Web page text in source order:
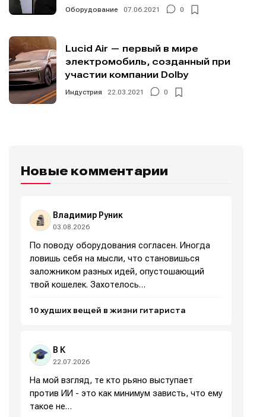
добавлять материалы в избранное и пользоваться
всеми возможностями сайта.
добавлять материалы в избранное и пользоваться
всеми возможностями сайта.
добавлять материалы в избранное и пользоваться
всеми возможностями сайта.
Написание
Исполнение
Продакшн
Инструменты
Оборудование
Сцена
🎙️ Подкаст Миксер 🎁 Бесплатные VST
добавлять материалы в избранное и пользоваться
всеми возможностями сайта.
Написание
Исполнение
Продакшн
Инструменты
Оборудование
Сцена
🎙️ Подкаст Миксер 🎁 Бесплатные VST
Оборудование 07.06.2021 0
Lucid Air — первый в мире
электромобиль, созданный при
участии компании Dolby
Индустрия 22.03.2021 0
Новые комментарии
Владимир Руник
03.08.2026
По поводу оборудования согласен. Иногда
ловишь себя на мысли, что становишься
заложником разных идей, опустошающий
твой кошелек. Захотелось…
10 худших вещей в жизни гитариста
В К
22.07.2026
На мой взгляд, те кто рьяно выступает
против ИИ - это как минимум зависть, что ему
такое не…